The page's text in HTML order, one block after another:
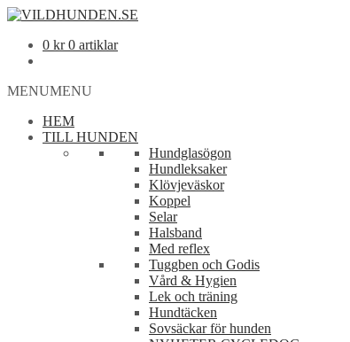
0 kr 0 artiklar
MENUMENU
HEM
TILL HUNDEN
Hundglasögon
Hundleksaker
Klövjeväskor
Koppel
Selar
Halsband
Med reflex
Tuggben och Godis
Vård & Hygien
Lek och träning
Hundtäcken
Sovsäckar för hunden